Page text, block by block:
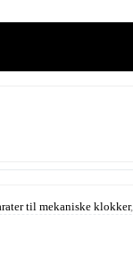
til mekaniske klokker,